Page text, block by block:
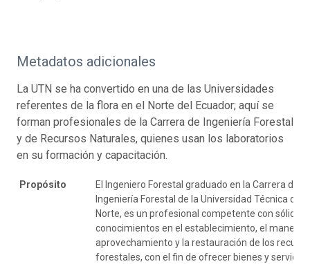
Metadatos adicionales
La UTN se ha convertido en una de las Universidades
referentes de la flora en el Norte del Ecuador; aquí se
forman profesionales de la Carrera de Ingeniería Forestal
y de Recursos Naturales, quienes usan los laboratorios
en su formación y capacitación.
Propósito
El Ingeniero Forestal graduado en la Carrera de
Ingeniería Forestal de la Universidad Técnica del
Norte, es un profesional competente con sólidos
conocimientos en el establecimiento, el manejo,
aprovechamiento y la restauración de los
forestales, con el fin de ofrecer bienes y servicios